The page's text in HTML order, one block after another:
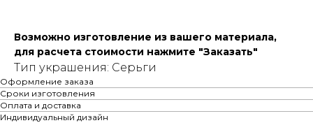
Возможно изготовление из вашего материала,
для расчета стоимости нажмите "Заказать"
Тип украшения: Серьги
Оформление заказа
Сроки изготовления
Оплата и доставка
Индивидуальный дизайн